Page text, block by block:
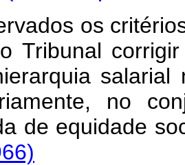
os
Tribunal
salarial
no
de